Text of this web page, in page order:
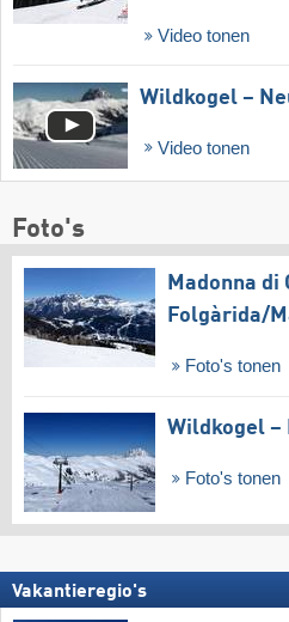
Video tonen
Wildkogel –
Video tonen
Foto's
Madonna
Folgàrida/​
Foto's tonen
Wildkogel –
Foto's tonen
Vakantieregio's